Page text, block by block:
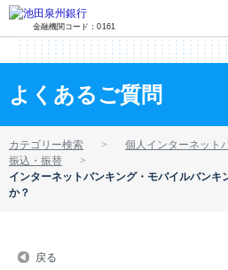
金融機関コード：0161
よくあるご質問
カテゴリー検索
個人インターネット
振込・振替
インターネットバンキング・モバイルバンキ
か？
戻る